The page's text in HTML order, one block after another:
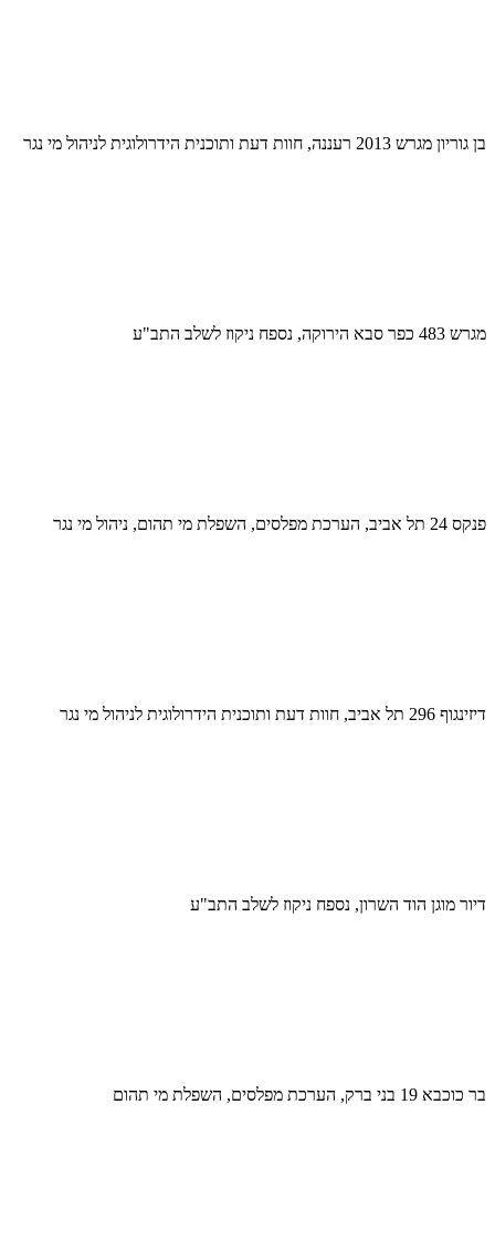
בן גוריון מגרש 2013 רעננה, חוות דעת ותוכנית הידרולוגית לניהול מי נגר
מגרש 483 כפר סבא הירוקה, נספח ניקוז לשלב התב"ע
פנקס 24 תל אביב, הערכת מפלסים, השפלת מי תהום, ניהול מי נגר
דיזינגוף 296 תל אביב, חוות דעת ותוכנית הידרולוגית לניהול מי נגר
דיור מוגן הוד השרון, נספח ניקוז לשלב התב"ע
בר כוכבא 19 בני ברק, הערכת מפלסים, השפלת מי תהום